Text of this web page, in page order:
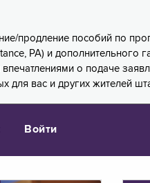
продление пособий по
PA) и дополнительного
о подаче
для вас и других жителей
Войти